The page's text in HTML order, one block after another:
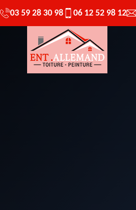
03 59 28 30 98 06 12 52 98 12